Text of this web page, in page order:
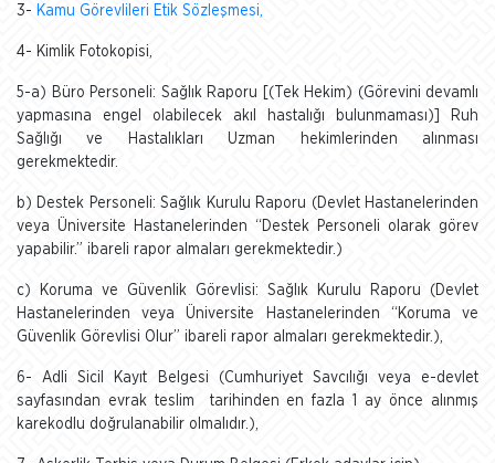
3- Kamu Görevlileri Etik Sözleşmesi,
4- Kimlik Fotokopisi,
5-a) Büro Personeli: Sağlık Raporu [(Tek Hekim) (Görevini devamlı
yapmasına engel olabilecek akıl hastalığı bulunmaması)] Ruh
Sağlığı ve Hastalıkları Uzman hekimlerinden alınması
gerekmektedir.
b) Destek Personeli: Sağlık Kurulu Raporu (Devlet Hastanelerinden
veya Üniversite Hastanelerinden “Destek Personeli olarak görev
yapabilir.” ibareli rapor almaları gerekmektedir.)
c) Koruma ve Güvenlik Görevlisi: Sağlık Kurulu Raporu (Devlet
Hastanelerinden veya Üniversite Hastanelerinden “Koruma ve
Güvenlik Görevlisi Olur” ibareli rapor almaları gerekmektedir.),
6- Adli Sicil Kayıt Belgesi (Cumhuriyet Savcılığı veya e-devlet
sayfasından evrak teslim tarihinden en fazla 1 ay önce alınmış
karekodlu doğrulanabilir olmalıdır.),